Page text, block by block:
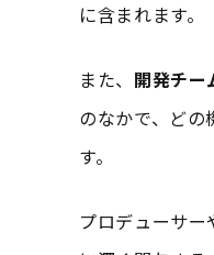
に含まれます。
また、 開発チー
のなかで、ど
す。
プロデューサ